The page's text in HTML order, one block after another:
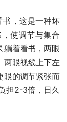
，这是一种坏
使调节与集合
躺着看书，两眼
两眼视线上下左
眼的调节紧张而
担2-3倍，日久